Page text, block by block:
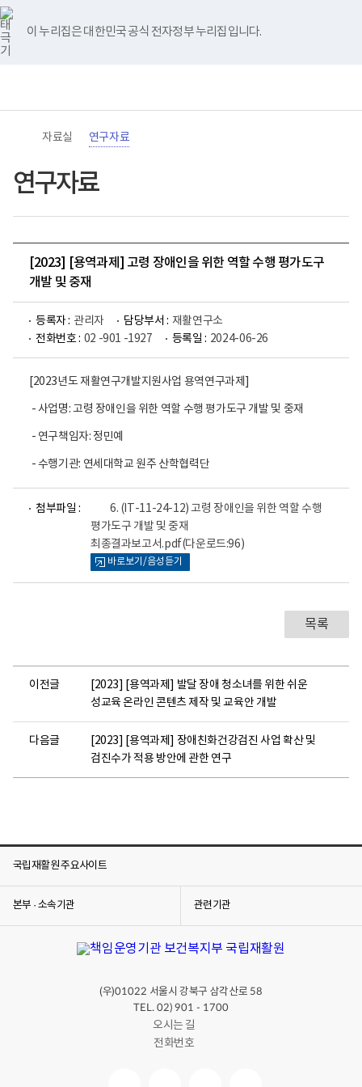
바
로
가
기
메
이 누리집은 대한민국 공식 전자정부 누리집입니다.
너
비
767px
이
하
영
검
메
홈
자료실 연구자료
연구자료
[2023] [용역과제] 고령 장애인을 위한 역할 수행 평가도구
개발 및 중재
등록자 : 관리자 담당부서 : 재활연구소
전화번호 : 02 -901 -1927 등록일 : 2024-06-26
[2023년도 재활연구개발지원사업 용역연구과제]
- 사업명: 고령 장애인을 위한 역할 수행 평가도구 개발 및 중재
- 연구책임자: 정민예
- 수행기관: 연세대학교 원주 산학협력단
첨부파일 :
6. (IT-11-24-12) 고령 장애인을 위한 역할 수행
평가도구 개발 및 중재
최종결과보고서.pdf(다운로드:96)
바로보기/음성듣기
목록
이전글
[2023] [용역과제] 발달 장애 청소녀를 위한 쉬운
성교육 온라인 콘텐츠 제작 및 교육안 개발
다음글
[2023] [용역과제] 장애친화건강검진 사업 확산 및
검진수가 적용 방안에 관한 연구
국립재활원 주요사이트
본부 · 소속기관 관련기관
(우)01022 서울시 강북구 삼각산로 58
TEL. 02) 901 - 1700
오시는 길
전화번호
유
튜
브
블
로
그
인
스
타
그
램
페
이
스
북